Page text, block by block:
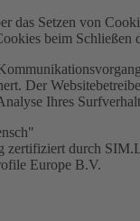
das Setzen von
beim
Der
Ihres
zertifiziert durch
Europe B.V.